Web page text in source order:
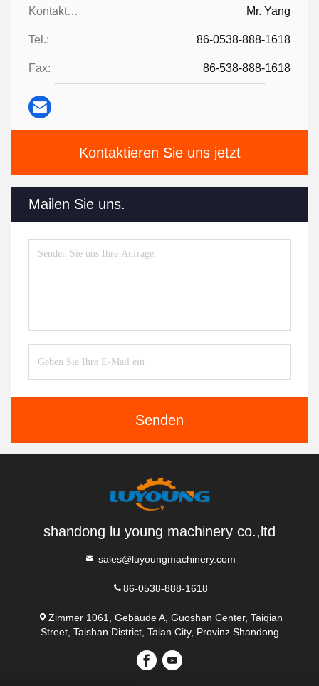
Kontaktpersonen: Mr. Yang
Tel.: 86-0538-888-1618
Fax: 86-538-888-1618
Kontaktieren Sie uns jetzt
Mailen Sie uns.
Senden
shandong lu young machinery co.,ltd
sales@luyoungmachinery.com
86-0538-888-1618
Zimmer 1061, Gebäude A, Guoshan Center, Taiqian
Street, Taishan District, Taian City, Provinz Shandong